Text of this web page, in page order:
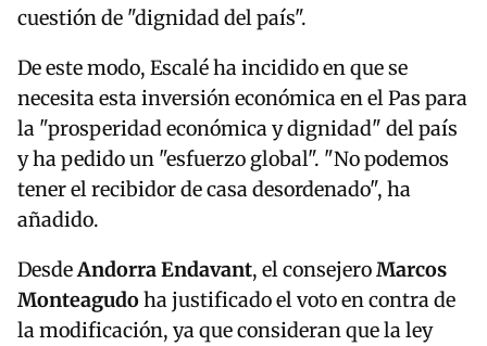
cuestión de "dignidad del país".
De este modo, Escalé ha incidido en que se
necesita esta inversión económica en el Pas para
la "prosperidad económica y dignidad" del país
y ha pedido un "esfuerzo global". "No podemos
tener el recibidor de casa desordenado", ha
añadido.
DesdeAndorra Endavant, el consejeroMarcos
Monteagudoha justificado el voto en contra de
la modificación, ya que consideran que la ley